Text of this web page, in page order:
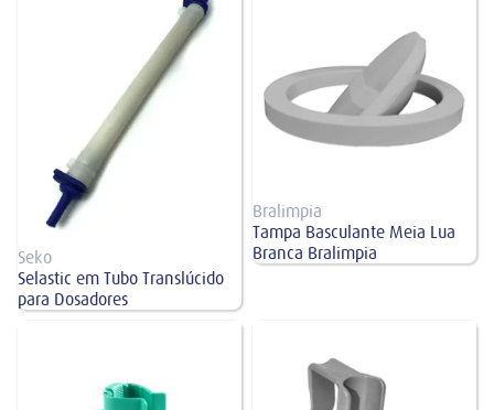
Seko
Selastic em Tubo Translúcido
para Dosadores
Bralimpia
Tampa Basculante Meia Lua
Branca Bralimpia